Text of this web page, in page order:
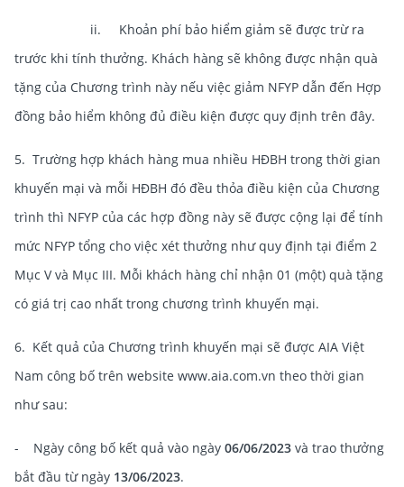
ii. Khoản phí bảo hiểm giảm sẽ được trừ ra
trước khi tính thưởng. Khách hàng sẽ không được nhận quà
tặng của Chương trình này nếu việc giảm NFYP dẫn đến Hợp
đồng bảo hiểm không đủ điều kiện được quy định trên đây.
5. Trường hợp khách hàng mua nhiều HĐBH trong thời gian
khuyến mại và mỗi HĐBH đó đều thỏa điều kiện của Chương
trình thì NFYP của các hợp đồng này sẽ được cộng lại để tính
mức NFYP tổng cho việc xét thưởng như quy định tại điểm 2
Mục V và Mục III. Mỗi khách hàng chỉ nhận 01 (một) quà tặng
có giá trị cao nhất trong chương trình khuyến mại.
6. Kết quả của Chương trình khuyến mại sẽ được AIA Việt
Nam công bố trên website www.aia.com.vn theo thời gian
như sau:
- Ngày công bố kết quả vào ngày 06/06/2023 và trao thưởng
bắt đầu từ ngày 13/06/2023.